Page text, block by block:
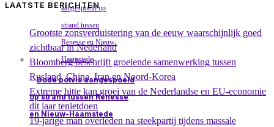
Dode potvis aangespoeld
op strand tussen Renesse
en Nieuw-Haamstede
LAATSTE BERICHTEN
Grootste zonsverduistering van de eeuw waarschijnlijk goed
zichtbaar in Nederland
Bloomberg beschrijft groeiende samenwerking tussen
Rusland, China, Iran en Noord-Korea
Extreme hitte kan groei van de Nederlandse en EU-economie
dit jaar tenietdoen
19-jarige man overleden na steekpartij tijdens massale